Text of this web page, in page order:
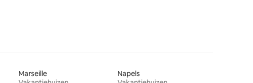
Marseille
Napels